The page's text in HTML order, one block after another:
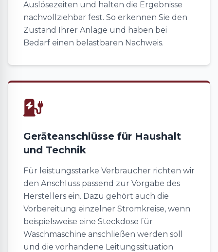
Auslösezeiten und halten die Ergebnisse
nachvollziehbar fest. So erkennen Sie den
Zustand Ihrer Anlage und haben bei
Bedarf einen belastbaren Nachweis.
Geräteanschlüsse für Haushalt
und Technik
Für leistungsstarke Verbraucher richten wir
den Anschluss passend zur Vorgabe des
Herstellers ein. Dazu gehört auch die
Vorbereitung einzelner Stromkreise, wenn
beispielsweise eine Steckdose für
Waschmaschine anschließen werden soll
und die vorhandene Leitungssituation